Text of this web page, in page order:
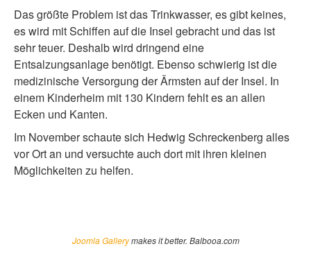
Das größte Problem ist das Trinkwasser, es gibt keines,
es wird mit Schiffen auf die Insel gebracht und das ist
sehr teuer. Deshalb wird dringend eine
Entsalzungsanlage benötigt. Ebenso schwierig ist die
medizinische Versorgung der Ärmsten auf der Insel. In
einem Kinderheim mit 130 Kindern fehlt es an allen
Ecken und Kanten.
Im November schaute sich Hedwig Schreckenberg alles
vor Ort an und versuchte auch dort mit ihren kleinen
Möglichkeiten zu helfen.
Joomla Gallerymakes it better. Balbooa.com